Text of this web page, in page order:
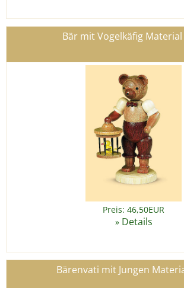
Bär mit Vogelkäfig
Preis: 46,50EUR
» Details
Bärenvati mit Jungen